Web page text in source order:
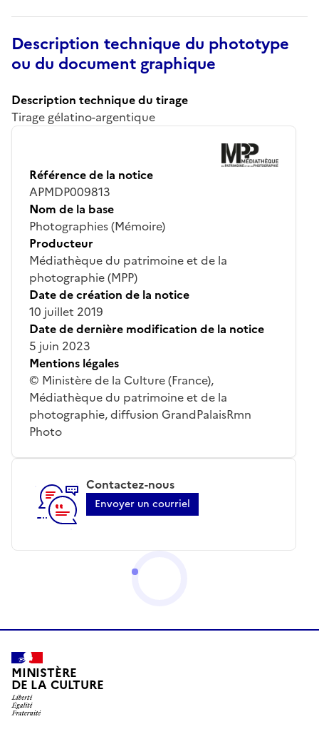
Description technique du phototype
ou du document graphique
Description technique du tirage
Tirage gélatino-argentique
Référence de la notice
APMDP009813
Nom de la base
Photographies (Mémoire)
Producteur
Médiathèque du patrimoine et de la
photographie (MPP)
Date de création de la notice
10 juillet 2019
Date de dernière modification de la notice
5 juin 2023
Mentions légales
© Ministère de la Culture (France),
Médiathèque du patrimoine et de la
photographie, diffusion GrandPalaisRmn
Photo
Contactez-nous
Envoyer un courriel
MINISTÈRE
DE LA CULTURE